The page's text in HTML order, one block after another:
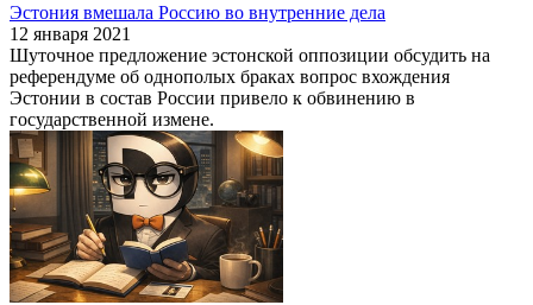
Эстония вмешала Россию во внутренние дела
12 января 2021
Шуточное предложение эстонской оппозиции обсудить на
референдуме об однополых браках вопрос вхождения
Эстонии в состав России привело к обвинению в
государственной измене.